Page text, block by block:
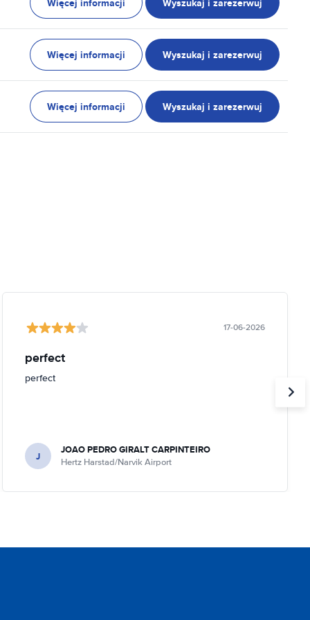
Więcej informacji Wyszukaj i zarezerwuj
Więcej informacji Wyszukaj i zarezerwuj
Więcej informacji Wyszukaj i zarezerwuj
17-06-2026
perfect
perfect
J JOAO PEDRO GIRALT CARPINTEIRO
Hertz Harstad/Narvik Airport